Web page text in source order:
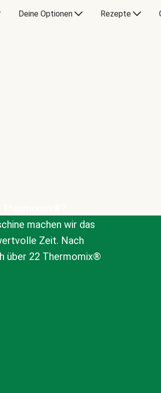
Deine Optionen Rezepte
machen wir das
Zeit. Nach
über 22 Thermomix®